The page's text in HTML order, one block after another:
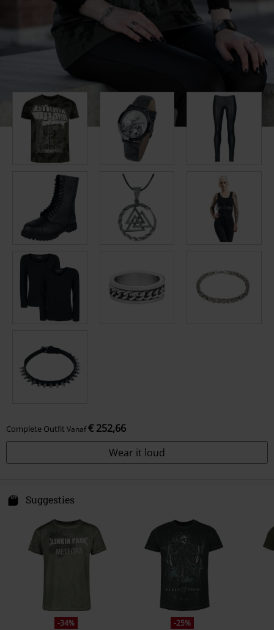
Complete Outfit Vanaf€ 252,66
Wear it loud
Suggesties
-34% -25%